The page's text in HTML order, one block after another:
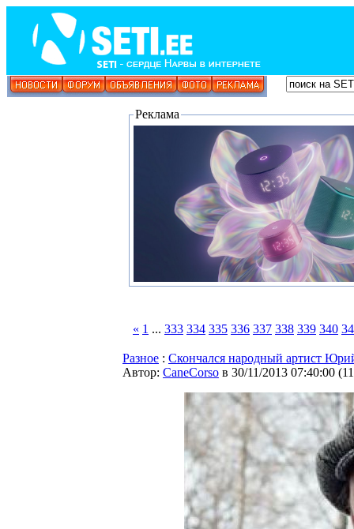
Реклама
« 1 ... 333 334 335 336 337 338 339 340
Разное : Скончался народный артист
Автор: CaneCorso в 30/11/2013 07:40:00 (